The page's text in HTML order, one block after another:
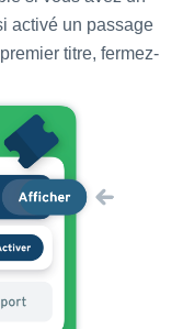
activé un passage
titre, fermez-